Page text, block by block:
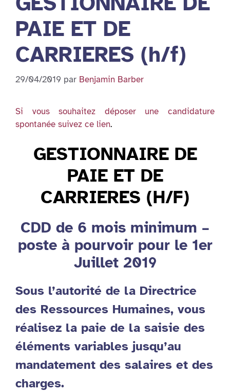
PAIE ET DE
CARRIERES (h/f)
29/04/2019 par Benjamin Barber
Si vous souhaitez déposer une candidature
spontanée suivez ce lien.
GESTIONNAIRE DE
PAIE ET DE
CARRIERES (H/F)
CDD de 6 mois minimum –
poste à pourvoir pour le 1er
Juillet 2019
Sous l’autorité de la Directrice
des Ressources Humaines, vous
réalisez la paie de la saisie des
éléments variables jusqu’au
mandatement des salaires et des
charges.